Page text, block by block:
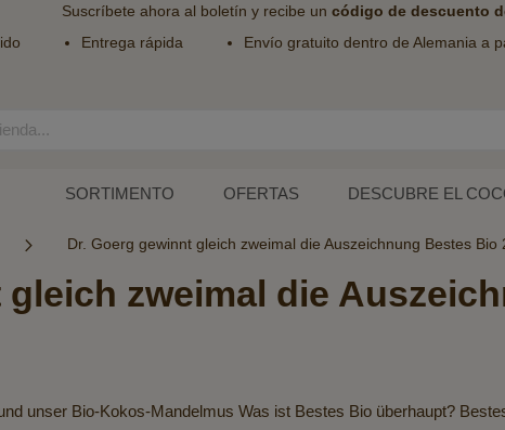
Suscríbete ahora al boletín y recibe un código de descuento
Entrega rápida Envío gratuito dentro de Alemania a
SORTIMENTO OFERTAS DESCUBRE EL
Dr. Goerg gewinnt gleich zweimal die Auszeichnung Bestes Bio
gleich zweimal die
unser Bio-Kokos-Mandelmus Was ist Bestes Bio überhaupt?